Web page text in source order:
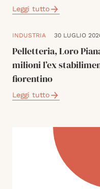
Leggi tutto
INDUSTRIA 30 LUGLIO
Pelletteria, Loro
milioni l’ex
fiorentino
Leggi tutto